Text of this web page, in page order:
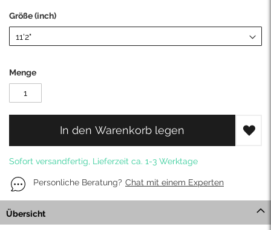
Größe (inch)
Menge
In den Warenkorb legen
Sofort versandfertig, Lieferzeit ca. 1-3 Werktage
Personliche Beratung? Chat mit einem Experten
Übersicht